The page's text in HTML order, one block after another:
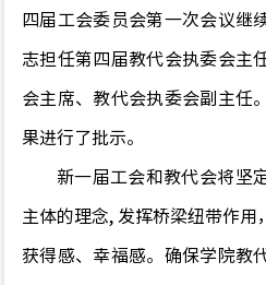
四届工会委员会第一次会议继
志担任第四届教代会执委会主
会主席、 教代会执委会副主任。
果进行了批示。
新一届工会和教代会将坚
主体的理念 发挥桥梁纽带作用
获得感、幸福感。确保学院教